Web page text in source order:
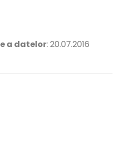
a datelor: 20.07.2016